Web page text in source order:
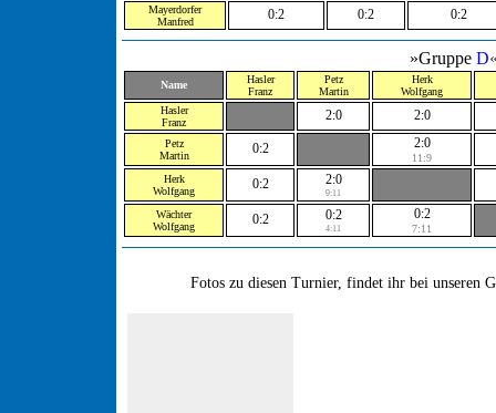
Mayerdorfer
Manfred
0:2 0:2 0:2
»Gruppe D
Name
Hasler
Franz
Petz
Martin
Herk
Wolfgang
Hasler
Franz
2:0 2:0
Petz
Martin
0:2 2:0
11:9
Herk
Wolfgang
0:2 2:0
9:11
Wächter
Wolfgang
0:2 0:2
4:11
0:2
7:11
Fotos zu diesen Turnier, findet ihr bei unseren